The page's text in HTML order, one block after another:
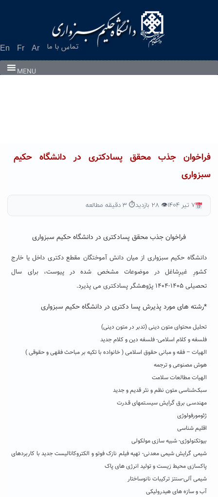
En Fr Ar تماس با ما
MENU
فراخوان جذب محقق پسادکتری در دانشگاه حکیم
سبزواری
۷ تیر ۱۴۰۴ 👁 ۲۸ بازدید ⏱ ۳ دقیقه مطالعه
فراخوان جذب محقق پسادکتری در دانشگاه حکیم سبزواری
دانشگاه حکیم سبزواری از میان دانش آموختگان مقطع دکتری داخل یا خارج
کشورِ غیرِشاغل در موضوعات مشخص شده در پیوست، برای سال
تحصیلی ۱۴۰۵-۱۴۰۴ پژوهشگر پسادکتری می پذیرد.
*رشته های مورد پذیرش پسا دکتری در دانشگاهحکیم سبزواری
تحلیل محتوای متون دینی (تدبر در متون دینی)
فلسفه و کلام اسلامی- فلسفه دین و کلام جدید
الهیات – فقه و مبانی حقوق اسلامی ( خانواده با تکیه بر مباحث فقهی و حقوقی )
هوش مصنوعی و ترجمه
الهیات مطالعات سلامت
سبک‌شناسی متون نظم و نثر قدیم و جدید
مهندسـی برق گرایش سیسـتمهای قـدرت
ژئومورفولوژی
اقلیم شناسی
بیوتکنولوژی- شبیه سازی مولکولی
شیمی گرایش شیمی معدنی- تهیه فیلم نازک فوتو و الکتروکاتالیست جدید با کاربردهای
پاکسازی محیط زیست و تولید انرژی های پاک
شیمی آلی-سنتز ترکیبات نانوساختار
آب و سازه های هیدرولیکی